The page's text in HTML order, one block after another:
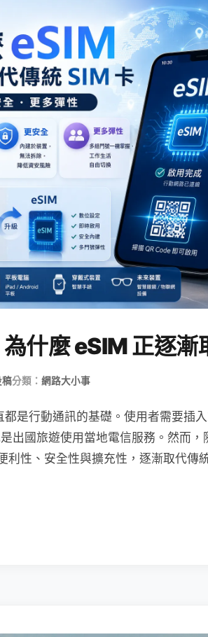
什麼 eSIM 正逐漸
稿分類： 網路大小事
是行動通訊的基礎。使用者需要插
出國旅遊使用當地電信服務。然而，
利性、安全性與擴充性，逐漸取代傳